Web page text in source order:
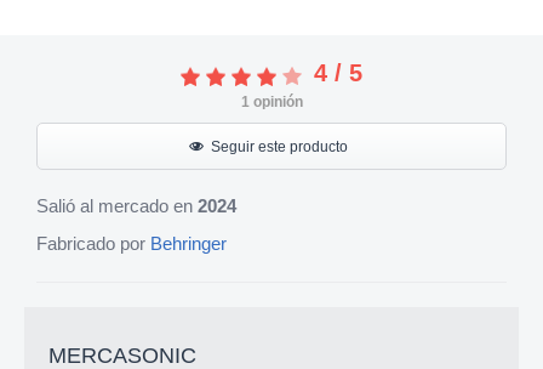
4 / 5
1opinión
Seguir este producto
Salió al mercado en 2024
Fabricado por Behringer
MERCASONIC